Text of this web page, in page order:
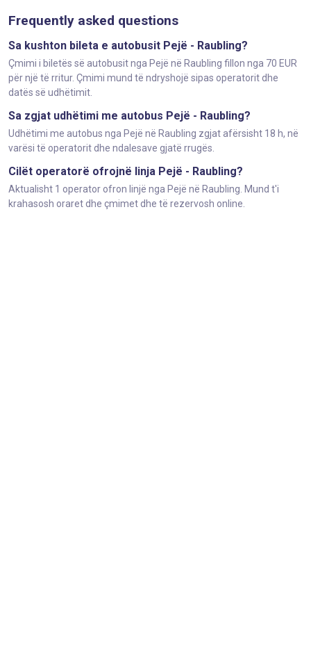
Frequently asked questions
Sa kushton bileta e autobusit Pejë - Raubling?
Çmimi i biletës së autobusit nga Pejë në Raubling fillon nga 70 EUR
për një të rritur. Çmimi mund të ndryshojë sipas operatorit dhe
datës së udhëtimit.
Sa zgjat udhëtimi me autobus Pejë - Raubling?
Udhëtimi me autobus nga Pejë në Raubling zgjat afërsisht 18 h, në
varësi të operatorit dhe ndalesave gjatë rrugës.
Cilët operatorë ofrojnë linja Pejë - Raubling?
Aktualisht 1 operator ofron linjë nga Pejë në Raubling. Mund t'i
krahasosh oraret dhe çmimet dhe të rezervosh online.